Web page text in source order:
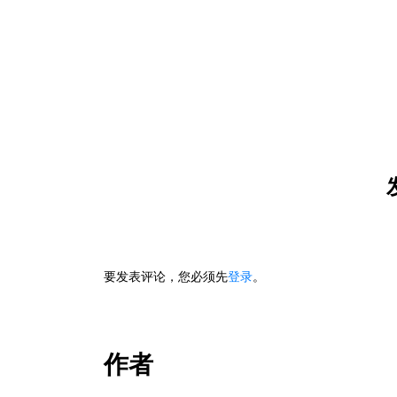
要发表评论，您必须先登录。
作者